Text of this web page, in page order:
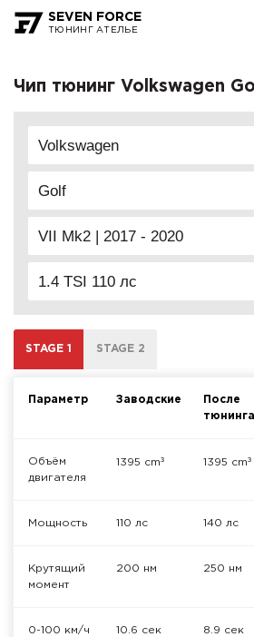
SEVEN FORCE
ТЮНИНГ АТЕЛЬЕ
Чип тюнинг Volkswagen
Volkswagen
Golf
VII Mk2 | 2017 - 2020
1.4 TSI 110 лс
STAGE 1 STAGE 2
Параметр Заводские
После
Объём
двигателя
1395 cm³ 1395 cm³
Мощность 110 лс 140 лс
Крутящий
момент
200 нм 250 нм
0-100 км/ч 10.6 сек 8.9 сек